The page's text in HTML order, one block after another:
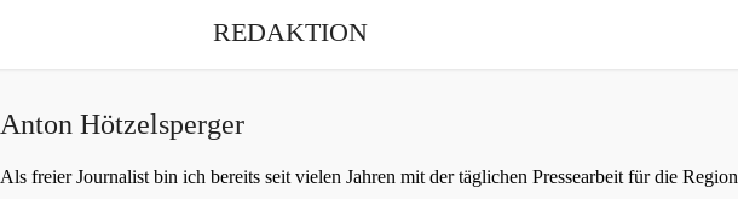
REDAKTION
Anton Hötzelsperger
Als freier Journalist bin ich bereits seit vielen Jahren mit der täglichen Pressearbeit für die Region